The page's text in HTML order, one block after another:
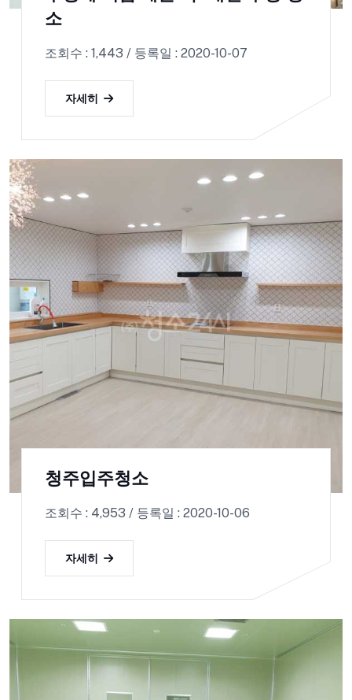
소
조회수 : 1,443 / 등록일 : 2020-10-07
자세히
청주입주청소
조회수 : 4,953 / 등록일 : 2020-10-06
자세히